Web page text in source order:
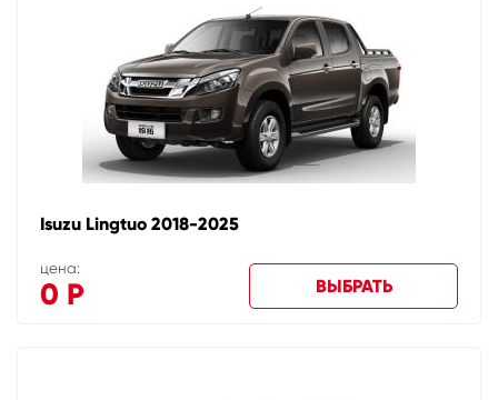
Isuzu Lingtuo 2018-2025
цена:
0 Р ВЫБРАТЬ